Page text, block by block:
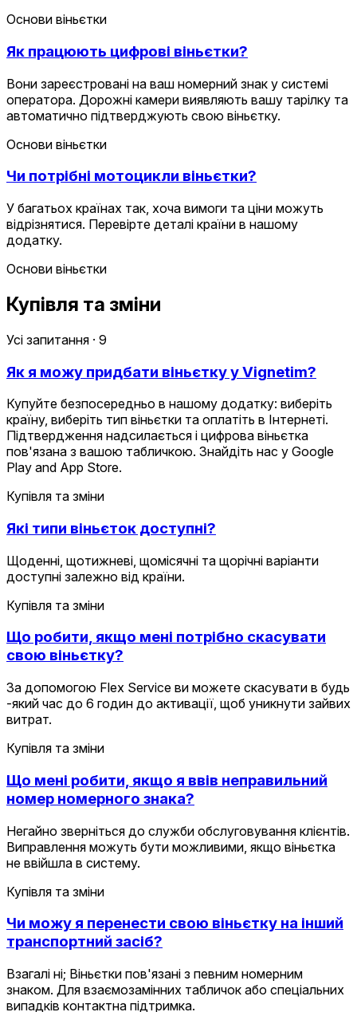
Основи віньєтки
Як працюють цифрові віньєтки?
Вони зареєстровані на ваш номерний знак у системі
оператора. Дорожні камери виявляють вашу тарілку та
автоматично підтверджують свою віньєтку.
Основи віньєтки
Чи потрібні мотоцикли віньєтки?
У багатьох країнах так, хоча вимоги та ціни можуть
відрізнятися. Перевірте деталі країни в нашому
додатку.
Основи віньєтки
Купівля та зміни
Усі запитання · 9
Як я можу придбати віньєтку у Vignetim?
Купуйте безпосередньо в нашому додатку: виберіть
країну, виберіть тип віньєтки та оплатіть в Інтернеті.
Підтвердження надсилається і цифрова віньєтка
пов'язана з вашою табличкою. Знайдіть нас у Google
Play and App Store.
Купівля та зміни
Які типи віньєток доступні?
Щоденні, щотижневі, щомісячні та щорічні варіанти
доступні залежно від країни.
Купівля та зміни
Що робити, якщо мені потрібно скасувати
свою віньєтку?
За допомогою Flex Service ви можете скасувати в будь
-який час до 6 годин до активації, щоб уникнути зайвих
витрат.
Купівля та зміни
Що мені робити, якщо я ввів неправильний
номер номерного знака?
Негайно зверніться до служби обслуговування клієнтів.
Виправлення можуть бути можливими, якщо віньєтка
не ввійшла в систему.
Купівля та зміни
Чи можу я перенести свою віньєтку на інший
транспортний засіб?
Взагалі ні; Віньєтки пов'язані з певним номерним
знаком. Для взаємозамінних табличок або спеціальних
випадків контактна підтримка.